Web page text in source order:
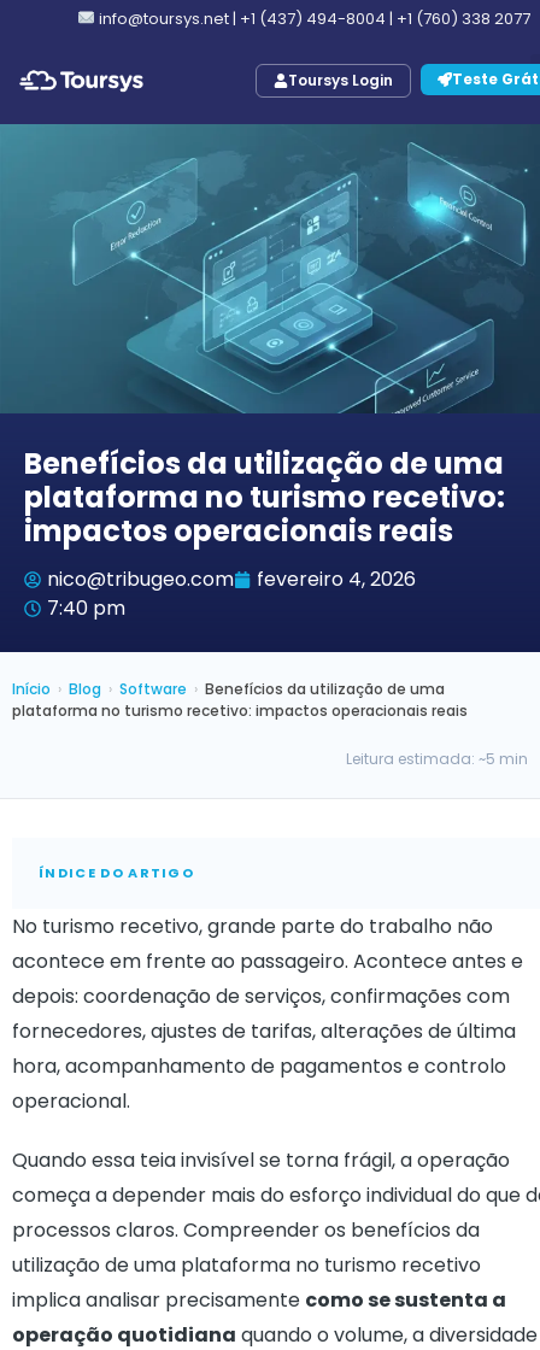
info@toursys.net| +1 (437) 494-8004 | +1 (760) 338 2077
Toursys Login Teste
Benefícios da utilização de uma
plataforma no turismo recetivo:
impactos operacionais reais
nico@tribugeo.com
fevereiro 4, 2026
7:40 pm
Início › Blog › Software › Benefícios da utilização de uma
plataforma no turismo recetivo: impactos operacionais reais
Leitura estimada: ~5 min
ÍNDICE DO ARTIGO
No turismo recetivo, grande parte do trabalho não
acontece em frente ao passageiro. Acontece antes e
depois: coordenação de serviços, confirmações com
fornecedores, ajustes de tarifas, alterações de última
hora, acompanhamento de pagamentos e controlo
operacional.
Quando essa teia invisível se torna frágil, a operação
começa a depender mais do esforço individual do que
processos claros. Compreender os benefícios da
utilização de uma plataforma no turismo recetivo
implica analisar precisamente como se sustenta a
operação quotidiana quando o volume, a diversidade